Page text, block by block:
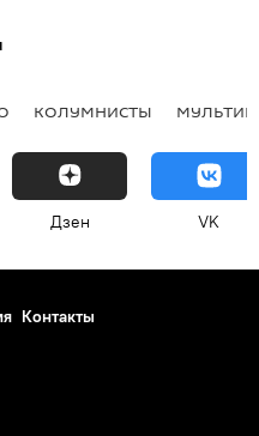
КОЛУМНИСТЫ
Дзен VK
Контакты